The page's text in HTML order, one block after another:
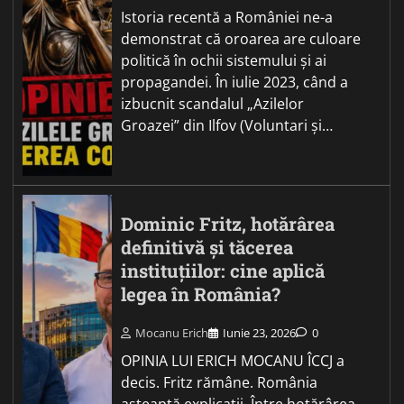
Istoria recentă a României ne-a
demonstrat că oroarea are culoare
politică în ochii sistemului și ai
propagandei. În iulie 2023, când a
izbucnit scandalul „Azilelor
Groazei” din Ilfov (Voluntari și…
Dominic Fritz, hotărârea
definitivă și tăcerea
instituțiilor: cine aplică
legea în România?
Mocanu Erich Iunie 23, 2026 0
OPINIA LUI ERICH MOCANU ÎCCJ a
decis. Fritz rămâne. România